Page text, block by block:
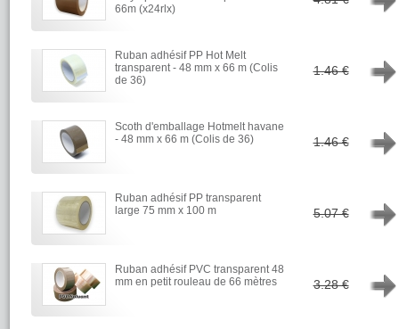
66m (x24rlx)
Ruban adhésif PP Hot Melt
transparent - 48 mm x 66 m (Colis
de 36)
1.46 €
Scoth d'emballage Hotmelt havane
- 48 mm x 66 m (Colis de 36)
1.46 €
Ruban adhésif PP transparent
large 75 mm x 100 m
5.07 €
Ruban adhésif PVC transparent 48
mm en petit rouleau de 66 mètres
3.28 €